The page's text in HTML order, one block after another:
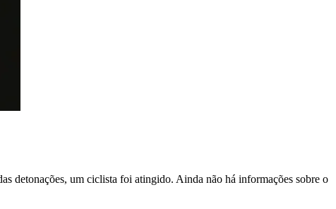
detonações, um ciclista foi atingido. Ainda não há informações sobre o